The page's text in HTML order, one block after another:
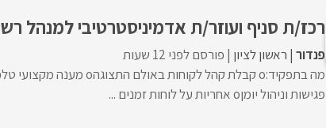
רכז/ת סניף ועוזר/ת אדמיניסטרטיבי למנהל רש‎ת
פנדור ראשון לציון פורסם לפני 12 שעות
פגישות וניהול יומןo אחריות על לוחות זמנים ...